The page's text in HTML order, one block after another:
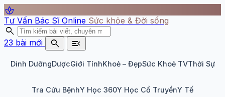
spa
Tư Vấn Bác Sĩ Online Sức khỏe & Đời sống
search
23 bài mới search menu_open
Dinh DưỡngDượcGiới TínhKhoẻ – ĐẹpSức Khoẻ TVThời Sự
Tra Cứu BệnhY Học 360Y Học Cổ TruyềnY Tế